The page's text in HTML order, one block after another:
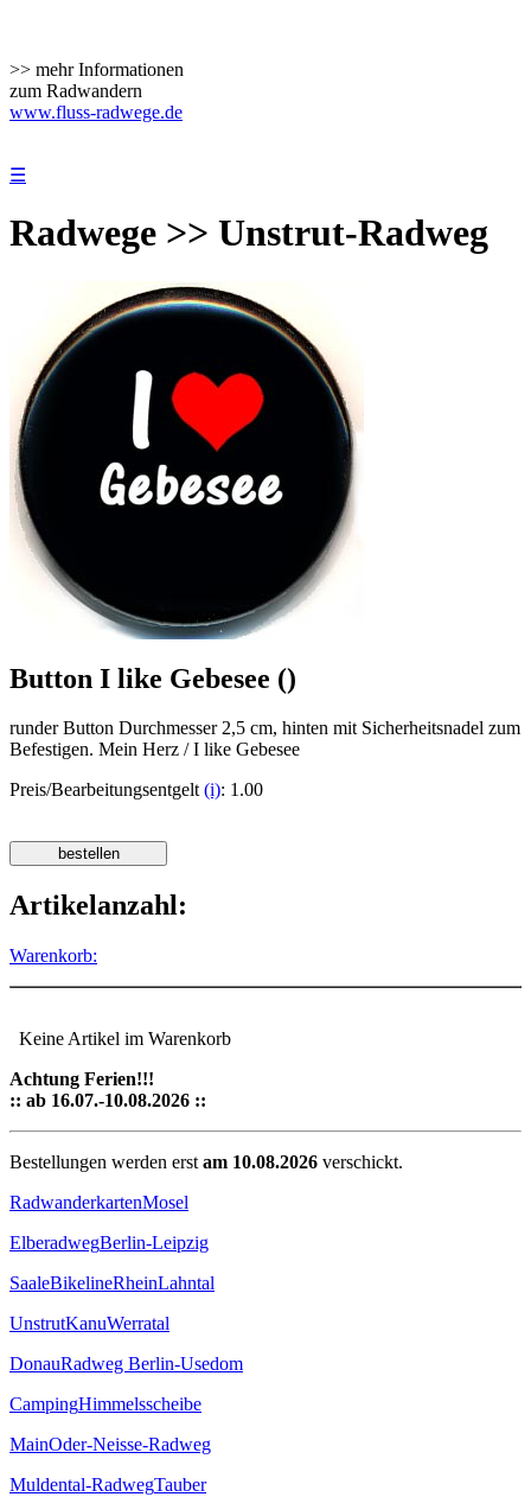
>> mehr Informationen
zum Radwandern
www.fluss-radwege.de
☰
Radwege >> Unstrut-Radweg
Button I like Gebesee ()
runder Button Durchmesser 2,5 cm, hinten mit Sicherheitsnadel zum
Befestigen. Mein Herz / I like Gebesee
Preis/Bearbeitungsentgelt(i): 1.00
Artikelanzahl:
Warenkorb:
Keine Artikel im Warenkorb
Achtung Ferien!!!
:: ab 16.07.-10.08.2026 ::
Bestellungen werden erst am 10.08.2026 verschickt.
RadwanderkartenMosel
ElberadwegBerlin-Leipzig
SaaleBikelineRheinLahntal
UnstrutKanuWerratal
DonauRadweg Berlin-Usedom
CampingHimmelsscheibe
MainOder-Neisse-Radweg
Muldental-RadwegTauber